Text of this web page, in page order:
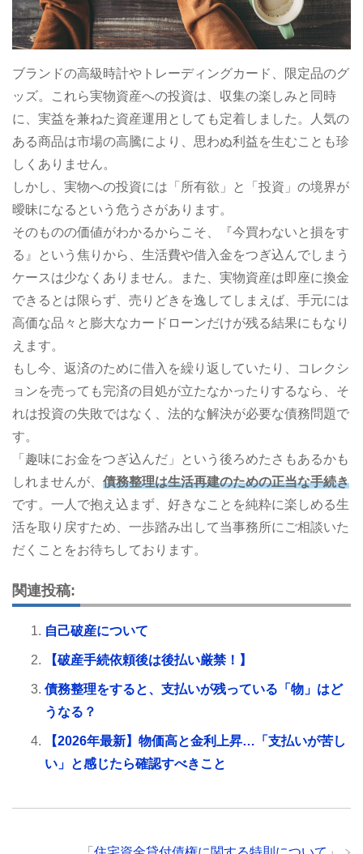
ブランドの高級時計やトレーディングカード、限定品のグ
ッズ。これら実物資産への投資は、収集の楽しみと同時
に、実益を兼ねた資産運用としても定着しました。人気の
ある商品は市場の高騰により、思わぬ利益を生むことも珍
しくありません。
しかし、実物への投資には「所有欲」と「投資」の境界が
曖昧になるという危うさがあります。
そのものの価値がわかるからこそ、『今買わないと損をす
る』という焦りから、生活費や借入金をつぎ込んでしまう
ケースは少なくありません。また、実物資産は即座に換金
できるとは限らず、売りどきを逸してしまえば、手元には
高価な品々と膨大なカードローンだけが残る結果にもなり
えます。
もし今、返済のために借入を繰り返していたり、コレクシ
ョンを売っても完済の目処が立たなかったりするなら、そ
れは投資の失敗ではなく、法的な解決が必要な債務問題で
す。
「趣味にお金をつぎ込んだ」という後ろめたさもあるかも
しれませんが、 債務整理は生活再建のための正当な手続き
です。一人で抱え込まず、好きなことを純粋に楽しめる生
活を取り戻すため、一歩踏み出して当事務所にご相談いた
だくことをお待ちしております。
関連投稿:
自己破産について
【破産手続依頼後は後払い厳禁！】
債務整理をすると、支払いが残っている「物」はど
うなる？
【2026年最新】物価高と金利上昇…「支払いが苦し
い」と感じたら確認すべきこと